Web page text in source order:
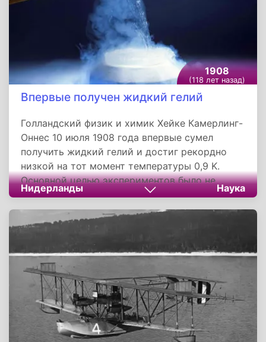
1908
(118 лет назад)
Впервые получен жидкий гелий
Голландский физик и химик Хейке Камерлинг-
Оннес 10 июля 1908 года впервые сумел
получить жидкий гелий и достиг рекордно
низкой на тот момент температуры 0,9 K.
Основной целью экспериментов было не
достижение абсолютного нуля, а
исследование свойств веществ при
сверхнизких температурах, в том числе
свойства веществ.
Нидерланды Наука